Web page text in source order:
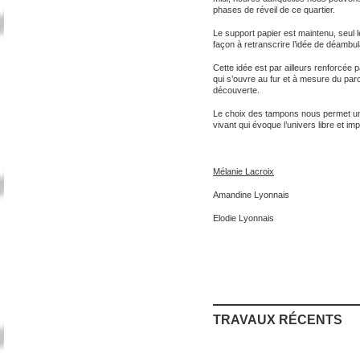
phases de réveil de ce quartier.
Le support papier est maintenu, seul
façon à retranscrire l’idée de
Cette idée est par ailleurs renforcée
qui s’ouvre au fur et à mesure du
découverte.
Le choix des tampons nous permet
vivant qui évoque l’univers libre et
Mélanie Lacroix
Amandine Lyonnais
Elodie Lyonnais
TRAVAUX RÉCENTS